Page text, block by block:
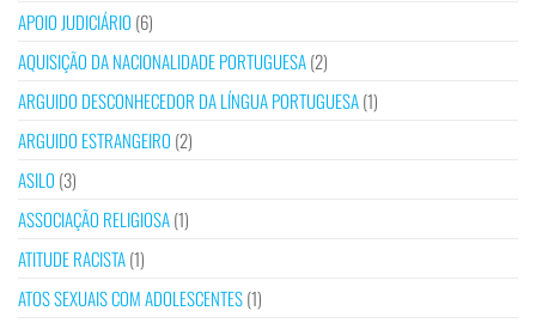
APOIO JUDICIÁRIO (6)
AQUISIÇÃO DA NACIONALIDADE PORTUGUESA(2)
ARGUIDO DESCONHECEDOR DA LÍNGUA PORTUGUESA(1)
ARGUIDO ESTRANGEIRO (2)
ASILO (3)
ASSOCIAÇÃO RELIGIOSA(1)
ATITUDE RACISTA(1)
ATOS SEXUAIS COM ADOLESCENTES(1)